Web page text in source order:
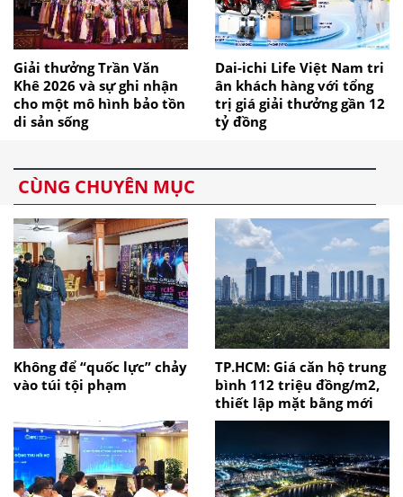
Giải thưởng Trần Văn
Khê 2026 và sự ghi nhận
cho một mô hình bảo tồn
di sản sống
Dai-ichi Life Việt Nam tri
ân khách hàng với tổng
trị giá giải thưởng gần 12
tỷ đồng
CÙNG CHUYÊN MỤC
Không để “quốc lực” chảy
vào túi tội phạm
TP.HCM: Giá căn hộ trung
bình 112 triệu đồng/m2,
thiết lập mặt bằng mới